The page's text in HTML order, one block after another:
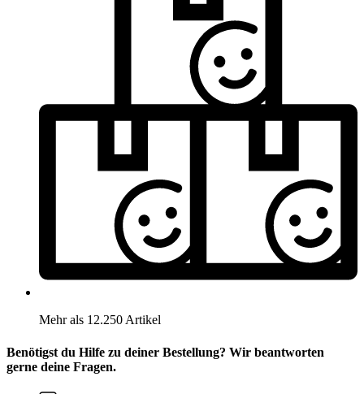
Mehr als 12.250 Artikel
Benötigst du Hilfe zu deiner Bestellung? Wir beantworten
gerne deine Fragen.